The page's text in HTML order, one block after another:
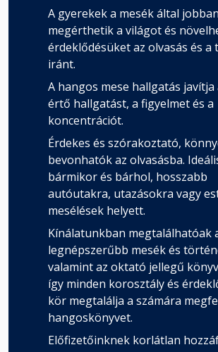
A gyerekek a mesék által jobban
megérthetik a világot és
érdeklődésüket az olvasás és a
iránt.
A hangos mese hallgatás javítja
értő hallgatást, a figyelmet és a
koncentrációt.
Érdekes és szórakoztató,
bevonhatók az olvasásba.
bármikor és bárhol, hosszabb
autóutakra, utazásokra vagy
mesélések helyett.
Kínálatunkban megtalálhatóak
legnépszerűbb mesék és
valamint az oktató jellegű
így minden korosztály és
kör megtalálja a számára
hangoskönyvet.
Előfizetőinknek korlátlan